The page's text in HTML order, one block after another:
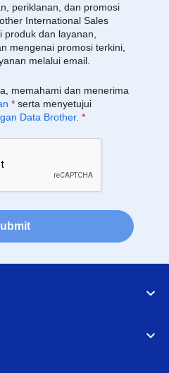
periklanan, dan promosi
International Sales
dan layanan,
mengenai promosi terkini,
melalui email.
memahami dan menerima
* serta menyetujui
Data Brother. *